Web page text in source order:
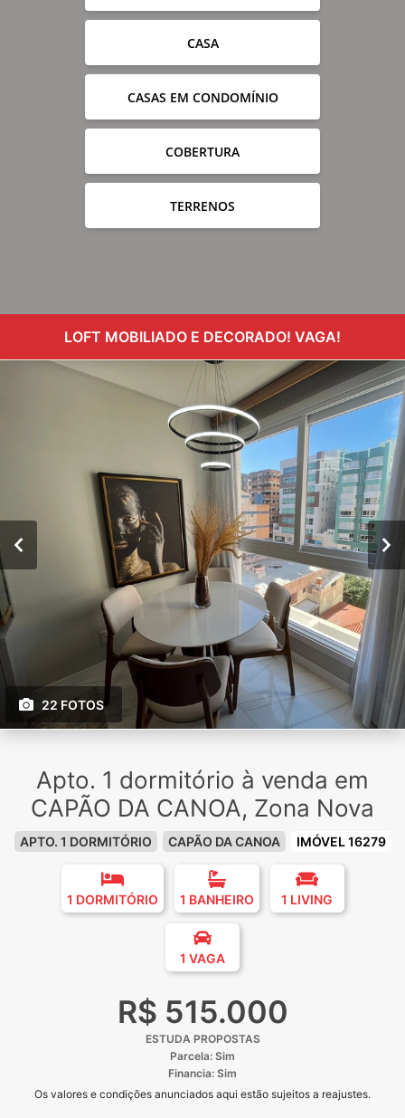
CASA
CASAS EM CONDOMÍNIO
COBERTURA
TERRENOS
LOFT MOBILIADO E DECORADO! VAGA!
22 FOTOS
Apto. 1 dormitório à venda em
CAPÃO DA CANOA, Zona Nova
APTO. 1 DORMITÓRIO CAPÃO DA CANOA IMÓVEL 16279
1 DORMITÓRIO 1 BANHEIRO 1 LIVING
1 VAGA
R$ 515.000
ESTUDA PROPOSTAS
Parcela: Sim
Financia: Sim
Os valores e condições anunciados aqui estão sujeitos a reajustes.